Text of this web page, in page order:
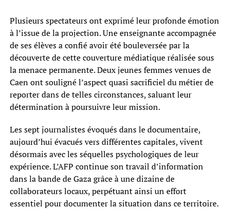
Plusieurs spectateurs ont exprimé leur profonde émotion
à l’issue de la projection. Une enseignante accompagnée
de ses élèves a confié avoir été bouleversée par la
découverte de cette couverture médiatique réalisée sous
la menace permanente. Deux jeunes femmes venues de
Caen ont souligné l’aspect quasi sacrificiel du métier de
reporter dans de telles circonstances, saluant leur
détermination à poursuivre leur mission.
Les sept journalistes évoqués dans le documentaire,
aujourd’hui évacués vers différentes capitales, vivent
désormais avec les séquelles psychologiques de leur
expérience. L’AFP continue son travail d’information
dans la bande de Gaza grâce à une dizaine de
collaborateurs locaux, perpétuant ainsi un effort
essentiel pour documenter la situation dans ce territoire.